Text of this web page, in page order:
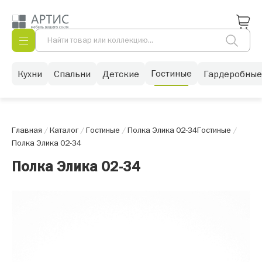
Кухни Спальни Детские Гостиные Гардеробные
Главная /Каталог/Гостиные /Полка Элика 02-34Гостиные /
Полка Элика 02-34
Полка Элика 02-34